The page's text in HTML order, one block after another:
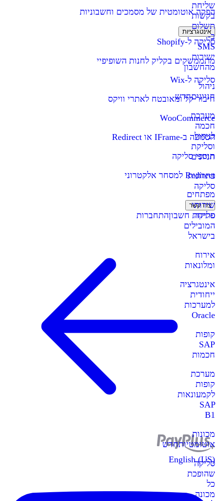
שליחת
בקשות
תשלום
ב-
SMS
ישירות
מהחשבון
ניהול
חניוניםחדש
מערכת
חכמה
לניהול
וסליקת
חניונים
פתרונות
סליקה
שירותי
סליקה
המובילים
בישראל
אירוח
ומלונאות
אינטגרציה
ייחודית
למערכות
Oracle
קופות
SAP
חכמות
מערכת
קופות
לקמעונאות
SAP
B1
מכונות
אוטומטיותחדש
סליקה
שהופכת
כל
מכונה
הפקה אוטומטית של מסמכים וחשבוניות
אינטגרציות
סליקה ל-Shopify
מתממשקים בקליק לחנות השופיפיי
סליקה ל-Wix
חיבור קל ומאובטח לאתרי וויקס
WooCommerce
הטמעה ב-IFrame או Redirect
תוספי סליקה
Redirect למסחר אלקטרוני
מפתחים
צרו קשר
פתיחת חשבוןהתחברות
English (US)